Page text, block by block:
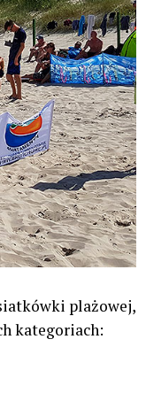
plażowej,
kategoriach: